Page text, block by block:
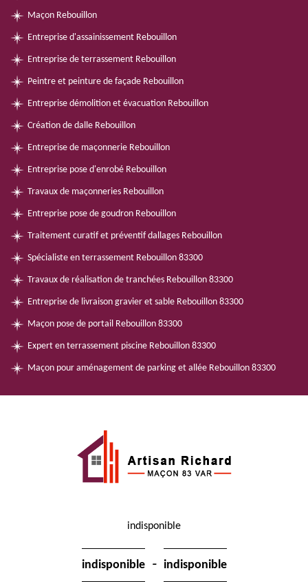
Maçon Rebouillon
Entreprise d'assainissement Rebouillon
Entreprise de terrassement Rebouillon
Peintre et peinture de façade Rebouillon
Entreprise démolition et évacuation Rebouillon
Création de dalle Rebouillon
Entreprise de maçonnerie Rebouillon
Entreprise pose d'enrobé Rebouillon
Travaux de maçonneries Rebouillon
Entreprise pose de goudron Rebouillon
Traitement curatif et préventif dallages Rebouillon
Spécialiste en terrassement Rebouillon 83300
Travaux de réalisation de tranchées Rebouillon 83300
Entreprise de livraison gravier et sable Rebouillon 83300
Maçon pose de portail Rebouillon 83300
Expert en terrassement piscine Rebouillon 83300
Maçon pour aménagement de parking et allée Rebouillon 83300
indisponible
indisponible - indisponible